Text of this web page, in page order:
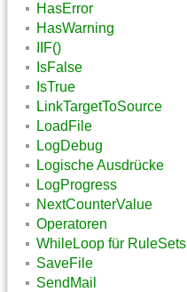
HasError
HasWarning
IIF()
IsFalse
IsTrue
LinkTargetToSource
LoadFile
LogDebug
Logische Ausdrücke
LogProgress
NextCounterValue
Operatoren
WhileLoop für RuleSets
SaveFile
SendMail